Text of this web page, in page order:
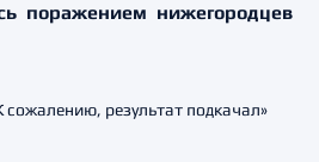
поражением нижегородцев